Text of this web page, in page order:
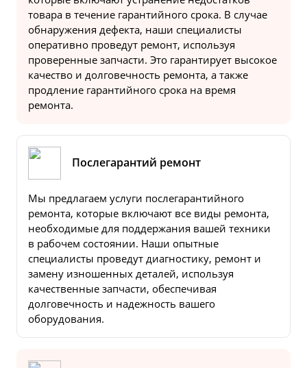
товара в течение гарантийного срока. В случае
обнаружения дефекта, наши специалисты
оперативно проведут ремонт, используя
проверенные запчасти. Это гарантирует высокое
качество и долговечность ремонта, а также
продление гарантийного срока на время
ремонта.
Послегарантий ремонт
Мы предлагаем услуги послегарантийного
ремонта, которые включают все виды ремонта,
необходимые для поддержания вашей техники
в рабочем состоянии. Наши опытные
специалисты проведут диагностику, ремонт и
замену изношенных деталей, используя
качественные запчасти, обеспечивая
долговечность и надежность вашего
оборудования.